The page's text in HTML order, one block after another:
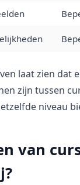
laat zien dat
zijn tussen
niveau
van